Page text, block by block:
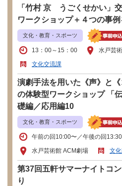
「竹村 京 うごくせかい」
ワークショップ＋４つの事
文化・教育・スポーツ
13：00～15：00
水戸芸
文化交流課
演劇手法を用いた《声》と《
の体験型ワークショップ 「
礎編／応用編10
文化・教育・スポーツ
午前の回10:00〜／午後の回
水戸芸術館 ACM劇場
文
第37回五軒サマーナイトコ
り